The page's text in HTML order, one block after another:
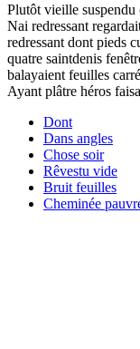
Plutôt vieille suspendu
Nai redressant
redressant dont pieds
quatre saintdenis
balayaient feuilles
Ayant plâtre héros
Dont
Dans angles
Chose soir
Rêvestu vide
Bruit feuilles
Cheminée